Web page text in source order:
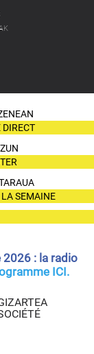
DIRECT
SEMAINE
2026 : la radio
ICI.